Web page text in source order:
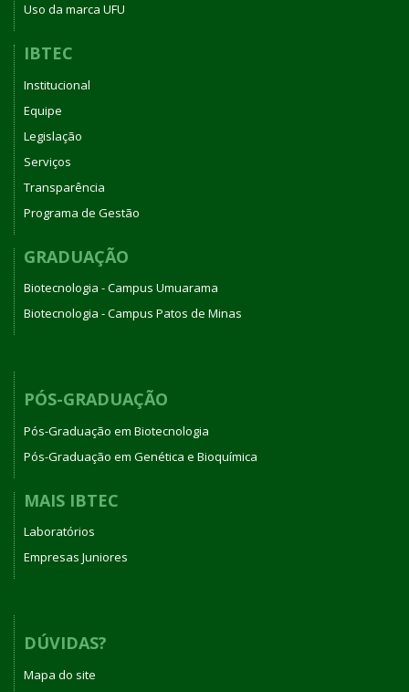
Uso da marca UFU
IBTEC
Institucional
Equipe
Legislação
Serviços
Transparência
Programa de Gestão
GRADUAÇÃO
Biotecnologia - Campus Umuarama
Biotecnologia - Campus Patos de Minas
PÓS-GRADUAÇÃO
Pós-Graduação em Biotecnologia
Pós-Graduação em Genética e Bioquímica
MAIS IBTEC
Laboratórios
Empresas Juniores
DÚVIDAS?
Mapa do site